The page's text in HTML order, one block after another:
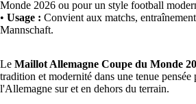
Monde 2026 ou pour un style football
• Usage : Convient aux matchs,
Mannschaft.
Le Maillot Allemagne Coupe du Monde
tradition et modernité dans une tenue
l'Allemagne sur et en dehors du terrain.